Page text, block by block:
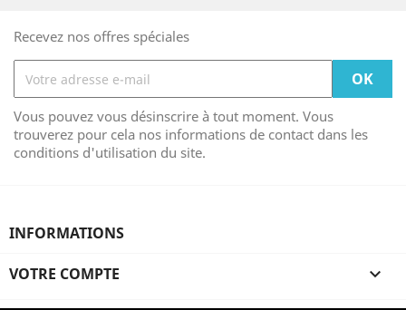
Recevez nos offres spéciales
Vous pouvez vous désinscrire à tout moment. Vous
trouverez pour cela nos informations de contact dans les
conditions d'utilisation du site.
INFORMATIONS
VOTRE COMPTE 